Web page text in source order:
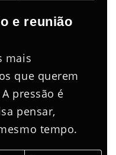
e reunião
mais
que querem
pressão é
pensar,
tempo.